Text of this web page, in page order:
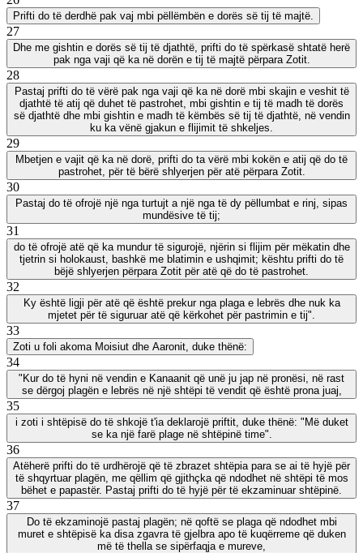
Prifti do të derdhë pak vaj mbi pëllëmbën e dorës së tij të majtë.
27
Dhe me gishtin e dorës së tij të djathtë, prifti do të spërkasë shtatë herë
pak nga vaji që ka në dorën e tij të majtë përpara Zotit.
28
Pastaj prifti do të vërë pak nga vaji që ka në dorë mbi skajin e veshit të
djathtë të atij që duhet të pastrohet, mbi gishtin e tij të madh të dorës
së djathtë dhe mbi gishtin e madh të këmbës së tij të djathtë, në vendin
ku ka vënë gjakun e flijimit të shkeljes.
29
Mbetjen e vajit që ka në dorë, prifti do ta vërë mbi kokën e atij që do të
pastrohet, për të bërë shlyerjen për atë përpara Zotit.
30
Pastaj do të ofrojë një nga turtujt a një nga të dy pëllumbat e rinj, sipas
mundësive të tij;
31
do të ofrojë atë që ka mundur të sigurojë, njërin si flijim për mëkatin dhe
tjetrin si holokaust, bashkë me blatimin e ushqimit; kështu prifti do të
bëjë shlyerjen përpara Zotit për atë që do të pastrohet.
32
Ky është ligji për atë që është prekur nga plaga e lebrës dhe nuk ka
mjetet për të siguruar atë që kërkohet për pastrimin e tij".
33
Zoti u foli akoma Moisiut dhe Aaronit, duke thënë:
34
"Kur do të hyni në vendin e Kanaanit që unë ju jap në pronësi, në rast
se dërgoj plagën e lebrës në një shtëpi të vendit që është prona juaj,
35
i zoti i shtëpisë do të shkojë t'ia deklarojë priftit, duke thënë: "Më duket
se ka një farë plage në shtëpinë time".
36
Atëherë prifti do të urdhërojë që të zbrazet shtëpia para se ai të hyjë për
të shqyrtuar plagën, me qëllim që gjithçka që ndodhet në shtëpi të mos
bëhet e papastër. Pastaj prifti do të hyjë për të ekzaminuar shtëpinë.
37
Do të ekzaminojë pastaj plagën; në qoftë se plaga që ndodhet mbi
muret e shtëpisë ka disa zgavra të gjelbra apo të kuqërreme që duken
më të thella se sipërfaqja e mureve,